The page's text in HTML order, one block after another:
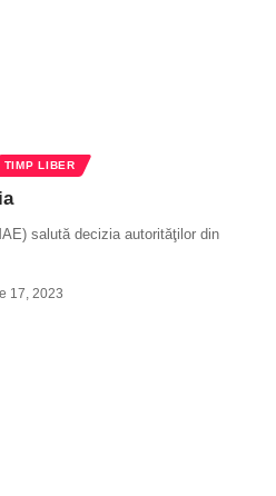
TIMP LIBER
salută decizia autorităţilor din
17, 2023